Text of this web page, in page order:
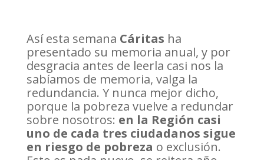
Así esta semana Cáritas ha
presentado su memoria anual, y por
desgracia antes de leerla casi nos la
sabíamos de memoria, valga la
redundancia. Y nunca mejor dicho,
porque la pobreza vuelve a redundar
sobre nosotros: en la Región casi
uno de cada tres ciudadanos sigue
en riesgo de pobreza o exclusión.